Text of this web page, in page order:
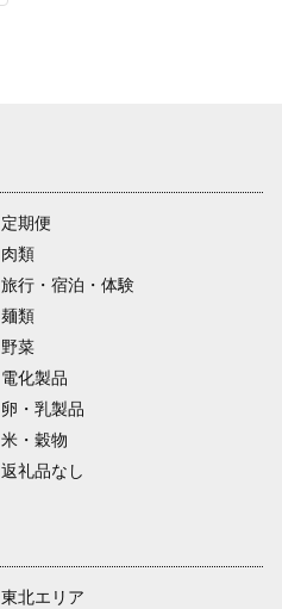
定期便
肉類
旅行・宿泊・体験
麺類
野菜
電化製品
卵・乳製品
米・穀物
返礼品なし
東北エリア